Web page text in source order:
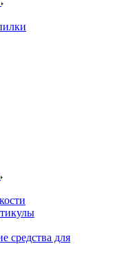
средства для